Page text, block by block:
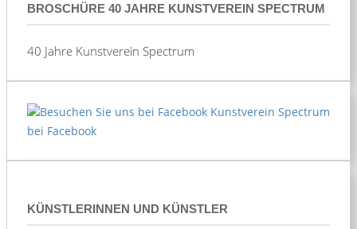
BROSCHÜRE 40 JAHRE KUNSTVEREIN SPECTRUM
40 Jahre Kunstverein Spectrum
Kunstverein Spectrum
bei Facebook
KÜNSTLERINNEN UND KÜNSTLER